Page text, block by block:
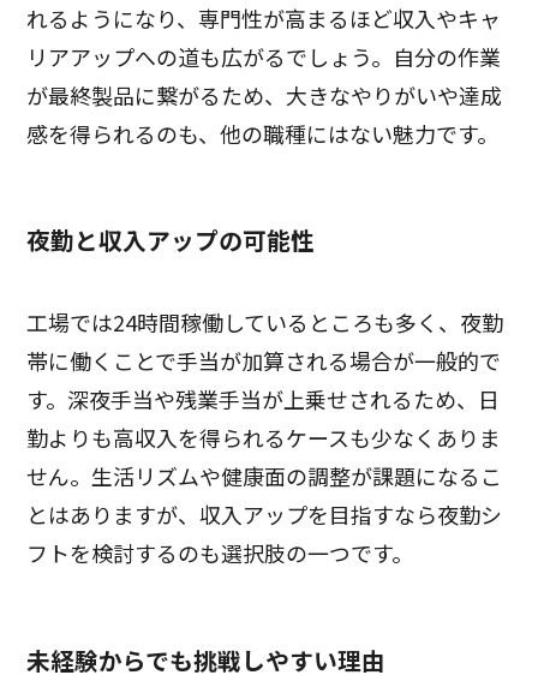
れるようになり、専門性が高まるほど収入やキャ
リアアップへの道も広がるでしょう。自分の作業
が最終製品に繋がるため、大きなやりがいや達成
感を得られるのも、他の職種にはない魅力です。
夜勤と収入アップの可能性
工場では24時間稼働しているところも多く、夜勤
帯に働くことで手当が加算される場合が一般的で
す。深夜手当や残業手当が上乗せされるため、日
勤よりも高収入を得られるケースも少なくありま
せん。生活リズムや健康面の調整が課題になるこ
とはありますが、収入アップを目指すなら夜勤シ
フトを検討するのも選択肢の一つです。
未経験からでも挑戦しやすい理由